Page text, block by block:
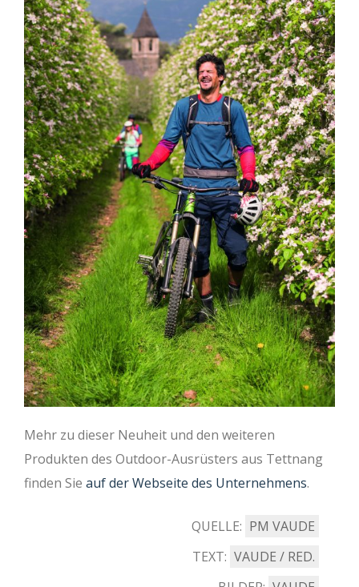
Mehr zu dieser Neuheit und den weiteren
Produkten des Outdoor-Ausrüsters aus Tettnang
finden Sie auf der Webseite des Unternehmens.
QUELLE: PM VAUDE
TEXT: VAUDE / RED.